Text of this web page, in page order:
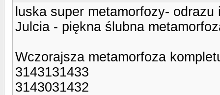
luska super metamorfozy-
Julcia - piękna ślubna
Wczorajsza metamorfoza
3143131433
3143031432